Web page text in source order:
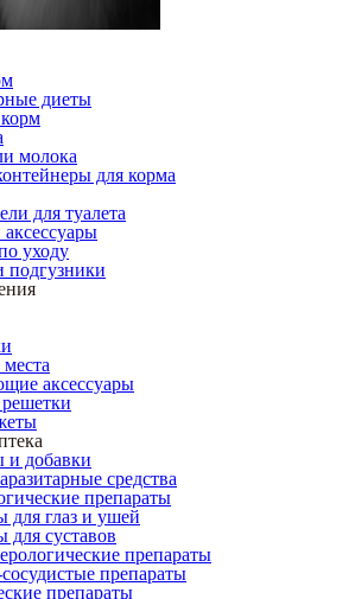
диеты
молока
для корма
для туалета
уходу
подгузники
аксессуары
добавки
средства
препараты
для глаз и ушей
для суставов
препараты
препараты
препараты